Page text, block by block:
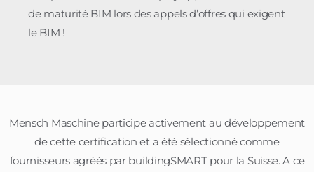
de maturité BIM lors des appels d’offres qui exigent
le BIM !
Mensch Maschine participe activement au développement
de cette certification et a été sélectionné comme
fournisseurs agréés par buildingSMART pour la Suisse. A ce